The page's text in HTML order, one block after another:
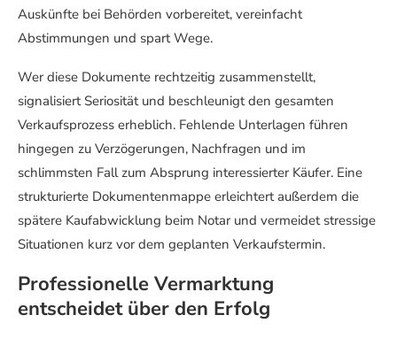
Auskünfte bei Behörden vorbereitet, vereinfacht
Abstimmungen und spart Wege.
Wer diese Dokumente rechtzeitig zusammenstellt,
signalisiert Seriosität und beschleunigt den gesamten
Verkaufsprozess erheblich. Fehlende Unterlagen führen
hingegen zu Verzögerungen, Nachfragen und im
schlimmsten Fall zum Absprung interessierter Käufer. Eine
strukturierte Dokumentenmappe erleichtert außerdem die
spätere Kaufabwicklung beim Notar und vermeidet stressige
Situationen kurz vor dem geplanten Verkaufstermin.
Professionelle Vermarktung
entscheidet über den Erfolg